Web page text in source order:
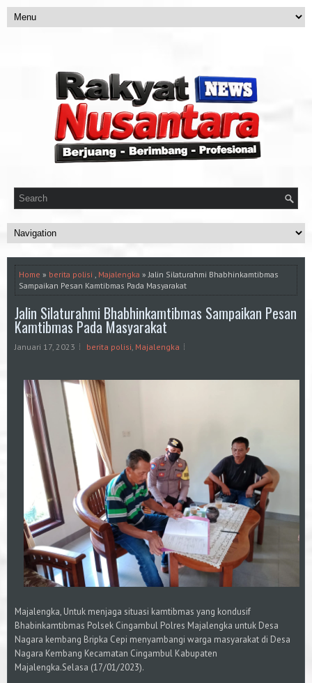
Home » berita polisi , Majalengka » Jalin Silaturahmi Bhabhinkamtibmas
Sampaikan Pesan Kamtibmas Pada Masyarakat
Jalin Silaturahmi Bhabhinkamtibmas Sampaikan Pesan
Kamtibmas Pada Masyarakat
Januari 17, 2023 berita polisi, Majalengka
Majalengka, Untuk menjaga situasi kamtibmas yang kondusif
Bhabinkamtibmas Polsek Cingambul Polres Majalengka untuk Desa
Nagara kembang Bripka Cepi menyambangi warga masyarakat di Desa
Nagara Kembang Kecamatan Cingambul Kabupaten
Majalengka.Selasa (17/01/2023).